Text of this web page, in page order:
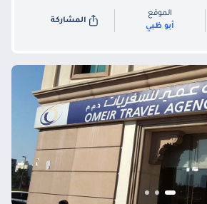
الموقع
أبو ظبي
المشاركة